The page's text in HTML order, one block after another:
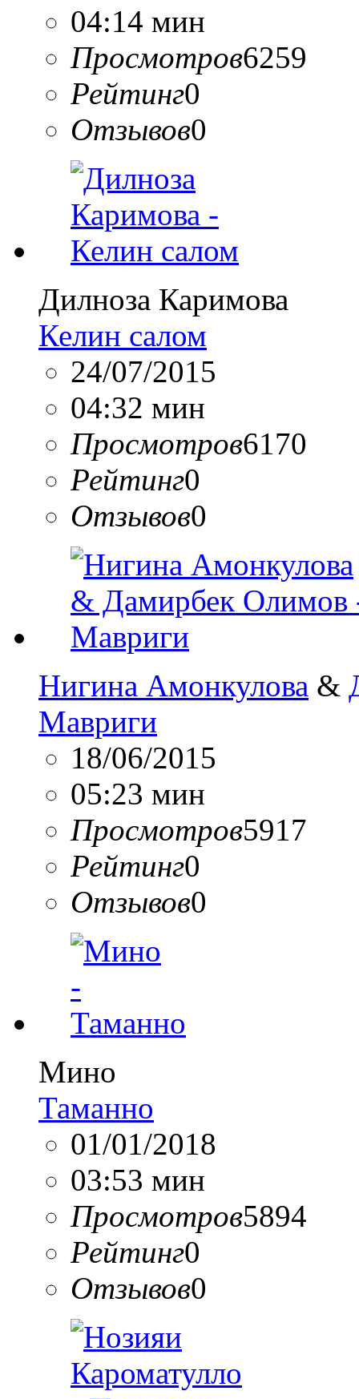
04:14 мин
Просмотров6259
Рейтинг0
Отзывов0
Дилноза Каримова
Келин салом
24/07/2015
04:32 мин
Просмотров6170
Рейтинг0
Отзывов0
Нигина Амонкулова &
Мавриги
18/06/2015
05:23 мин
Просмотров5917
Рейтинг0
Отзывов0
Мино
Таманно
01/01/2018
03:53 мин
Просмотров5894
Рейтинг0
Отзывов0